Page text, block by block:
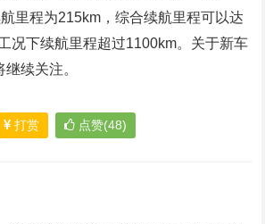
里程为215km，综合续航里程可以达
况下续航里程超过1100km。关于新车
续关注。
打赏 点赞(48)